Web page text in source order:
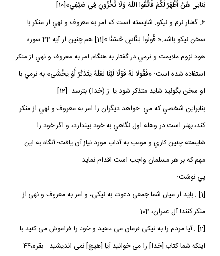
بَنَاتِي هُنَّ أَطْهَرُ لَكُمْ فَاتَّقُوا اللَّهَ وَلَا تُخْزُونِ فِي ضَيْفِي»[10]
6. گفتار نرم و نيكو: شايسته است كه امر به معروف و نهي از منكر با
سخن نيكو باشد:« قُولُوا لِلنَّاسِ حُسْنًا »[11] هم چنين از آيه 44 سوره
هود لزوم ملايمت و نرمي در گفتار به هنگام امر به معروف و نهي از منكر
استفاده شده است: «فَقُولَا لَهُ قَوْلًا لَيِّنًا لَعَلَّهُ يَتَذَكَّرُ أَوْ يَخْشَى» به نرمي با
او سخن بگوئيد شايد متذكر شود يا از (خدا) بترسد. [12]
بنابراين شخصي كه مي خواهد ديگران را امر به معروف و نهي از منكر
كند، بهتر است در وهله اول نگاهي به خود بيندازد، و اگر خود را
شايسته چنين كاري و مودب به آداب مورد نياز آن يافت؛ آنگاه به اين
مهم كه بر هر مسلمان واجب است اقدام نمايد.
پي نوشت:
[1] . بايد از ميان شما جمعي دعوت به نيكي، و امر به معروف و نهي از
منكر كنند! آل عمران، 104
[2] . آيا مردم را به نيكى فرمان مى‏ دهيد و خود را فراموش مى ‏كنيد با
اينكه شما كتاب [خدا] را مى‏ خوانيد آيا [هيچ] نمى‏ انديشيد . بقره،44